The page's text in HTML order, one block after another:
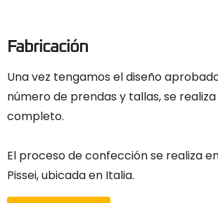
Fabricación
Una vez tengamos el diseño
número de prendas y tallas, se
completo.
El proceso de confección se realiza
Pissei, ubicada en Italia.